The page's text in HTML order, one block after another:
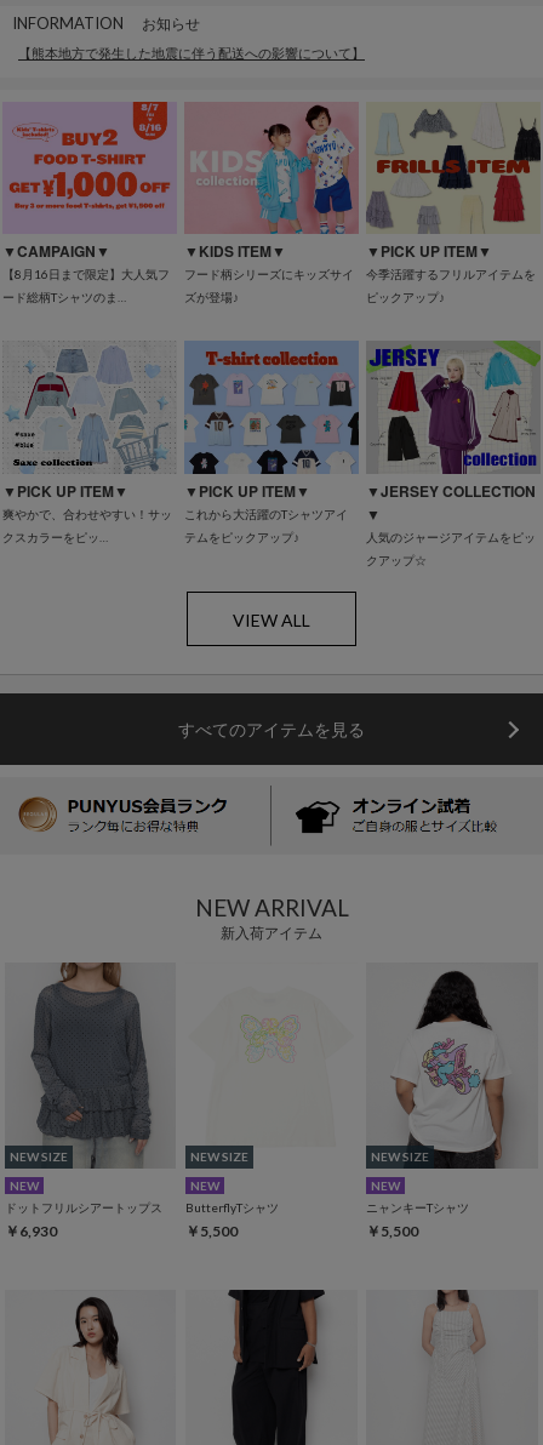
INFORMATION お知らせ
【熊本地方で発生した地震に伴う配送への影響について】
▼CAMPAIGN▼
【8月16日まで限定】大人気フ
ード総柄Tシャツのま…
▼KIDS ITEM▼
フード柄シリーズにキッズサイ
ズが登場♪
▼PICK UP ITEM▼
今季活躍するフリルアイテムを
ピックアップ♪
▼PICK UP ITEM▼
爽やかで、合わせやすい！サッ
クスカラーをピッ…
▼PICK UP ITEM▼
これから大活躍のTシャツアイ
テムをピックアップ♪
▼JERSEY COLLECTION
▼
人気のジャージアイテムをピッ
クアップ☆
VIEW ALL
すべてのアイテムを見る
NEW ARRIVAL
新入荷アイテム
NEW SIZE
NEW
ドットフリルシアートップス
￥6,930
NEW SIZE
NEW
ButterflyTシャツ
￥5,500
NEW SIZE
NEW
ニャンキーTシャツ
￥5,500